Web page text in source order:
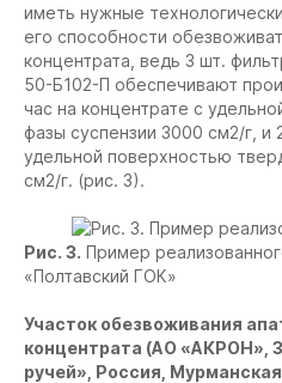
иметь нужные
его способности
концентрата, ведь 3 шт.
50-Б102-П обеспечивают
час на концентрате с
фазы суспензии 3000 см2/г, и
удельной поверхностью
см2/г. (рис. 3).
Рис. 3. Пример
«Полтавский ГОК»
Участок обезвоживания
концентрата (АО «АКРОН»,
ручей», Россия,